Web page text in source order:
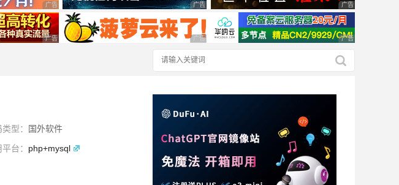
广告 商业广告，理性选择 广告 商业广告，理性选择 广告 商业广告，理
广告 商业广告，理性选择 广告 商业广告，理性选择 广告 商业广告，理
型：
国外软件
台： php+mysql